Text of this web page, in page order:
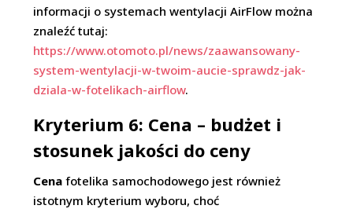
informacji o systemach wentylacji AirFlow można
znaleźć tutaj:
https://www.otomoto.pl/news/zaawansowany-
system-wentylacji-w-twoim-aucie-sprawdz-jak-
dziala-w-fotelikach-airflow.
Kryterium 6: Cena – budżet i
stosunek jakości do ceny
Cena fotelika samochodowego jest również
istotnym kryterium wyboru, choć